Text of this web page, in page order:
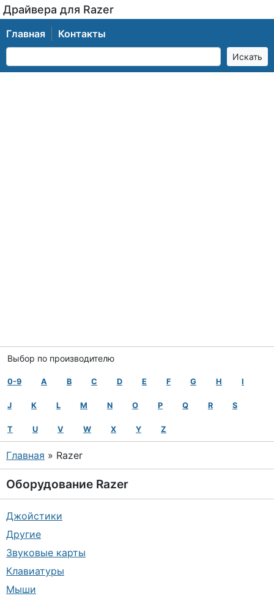
Драйвера для Razer
Главная Контакты
Выбор по производителю
0-9 A B C D E F G H I
J K L M N O P Q R S
T U V W X Y Z
Главная » Razer
Оборудование Razer
Джойстики
Другие
Звуковые карты
Клавиатуры
Мыши